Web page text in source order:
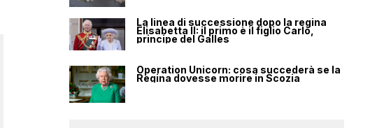
La linea di successione dopo la regina
Elisabetta II: il primo è il figlio Carlo,
principe del Galles
Operation Unicorn: cosa succederà se la
Regina dovesse morire in Scozia